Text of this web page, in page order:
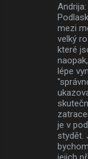
mezi
velký
které
lépe
je v
stydět.